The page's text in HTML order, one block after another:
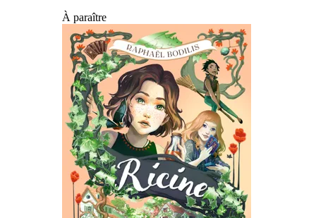
À paraître